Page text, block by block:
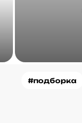
#подборка